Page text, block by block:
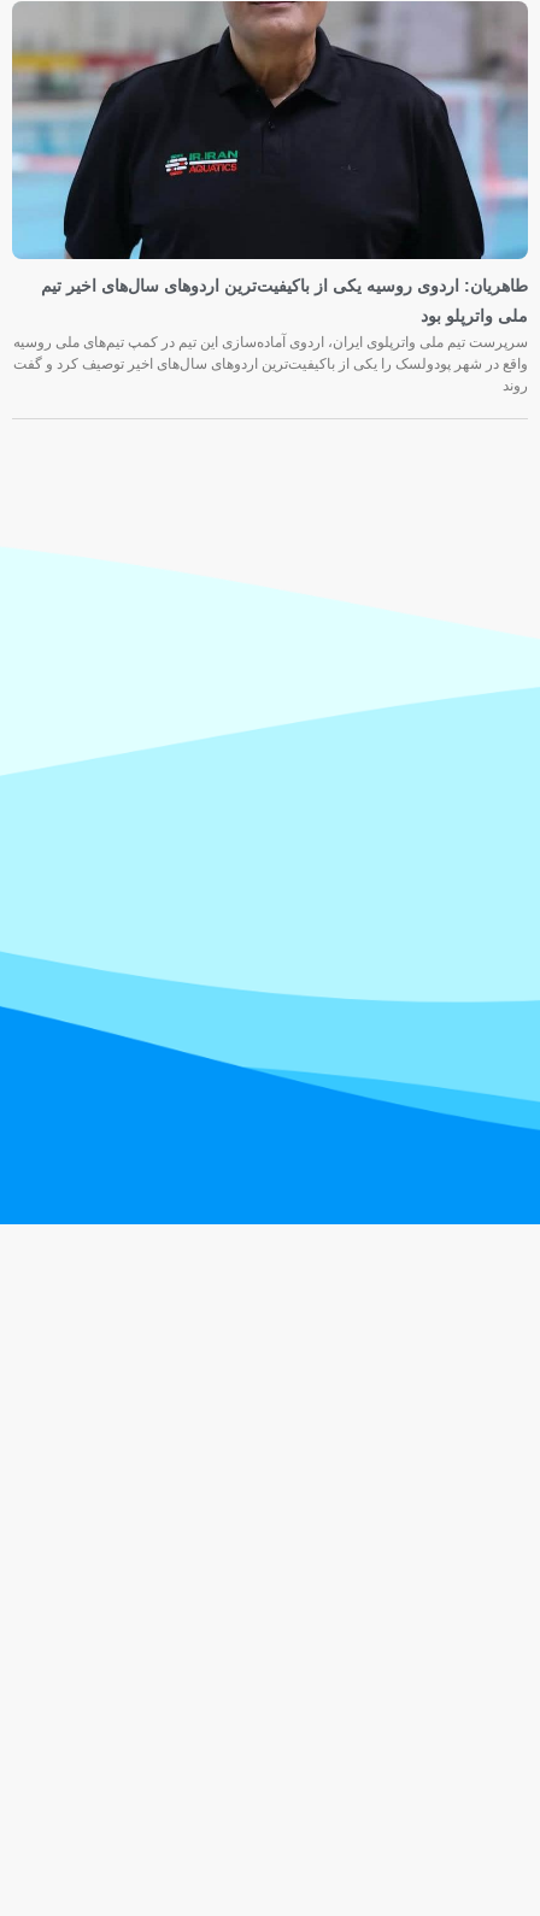
طاهریان: اردوی روسیه یکی از باکیفیت‌ترین اردوهای سال‌های اخیر تیم
ملی واترپلو بود
سرپرست تیم ملی واترپلوی ایران، اردوی آماده‌سازی این تیم در کمپ تیم‌های ملی روسیه
واقع در شهر پودولسک را یکی از باکیفیت‌ترین اردوهای سال‌های اخیر توصیف کرد و گفت
روند